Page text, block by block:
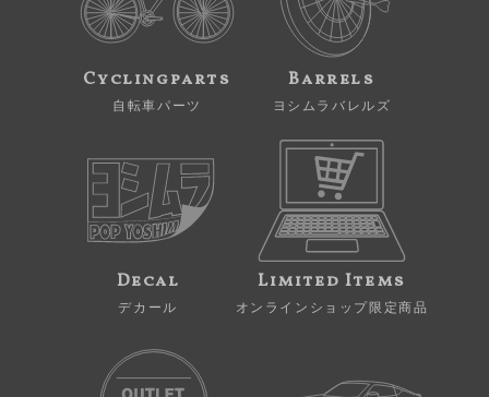
Cyclingparts
自転車パーツ
Barrels
ヨシムラバレルズ
Decal
デカール
Limited Items
オンラインショップ限定商品